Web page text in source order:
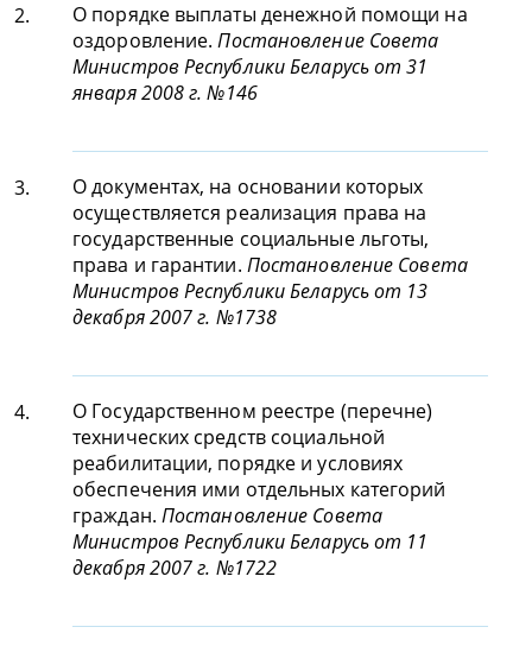
2.
О порядке выплаты денежной помощи на
оздоровление.Постановление Совета
Министров Республики Беларусь от 31
января 2008 г. №146
3.
О документах, на основании которых
осуществляется реализация права на
государственные социальные льготы,
права и гарантии. Постановление Совета
Министров Республики Беларусь от 13
декабря 2007 г. №1738
4.
О Государственном реестре (перечне)
технических средств социальной
реабилитации, порядке и условиях
обеспечения ими отдельных категорий
граждан. Постановление Совета
Министров Республики Беларусь от 11
декабря 2007 г. №1722